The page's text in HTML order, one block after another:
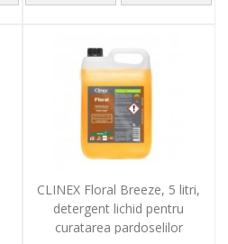
CLINEX Floral Breeze, 5 litri,
detergent lichid pentru
curatarea pardoselilor